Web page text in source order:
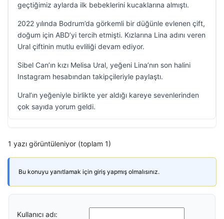
geçtiğimiz aylarda ilk bebeklerini kucaklarına almıştı.
2022 yılında Bodrum’da görkemli bir düğünle evlenen çift,
doğum için ABD’yi tercih etmişti. Kızlarına Lina adını veren
Ural çiftinin mutlu evliliği devam ediyor.
Sibel Can’ın kızı Melisa Ural, yeğeni Lina’nın son halini
Instagram hesabından takipçileriyle paylaştı.
Ural’ın yeğeniyle birlikte yer aldığı kareye sevenlerinden
çok sayıda yorum geldi.
1 yazı görüntüleniyor (toplam 1)
Bu konuyu yanıtlamak için giriş yapmış olmalısınız.
Kullanıcı adı: